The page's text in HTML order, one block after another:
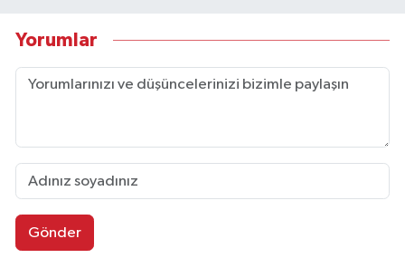
Yorumlar
Gönder